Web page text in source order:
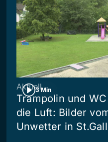
3 Min
Aktuell
Trampolin und
die Luft: Bilder
Unwetter in